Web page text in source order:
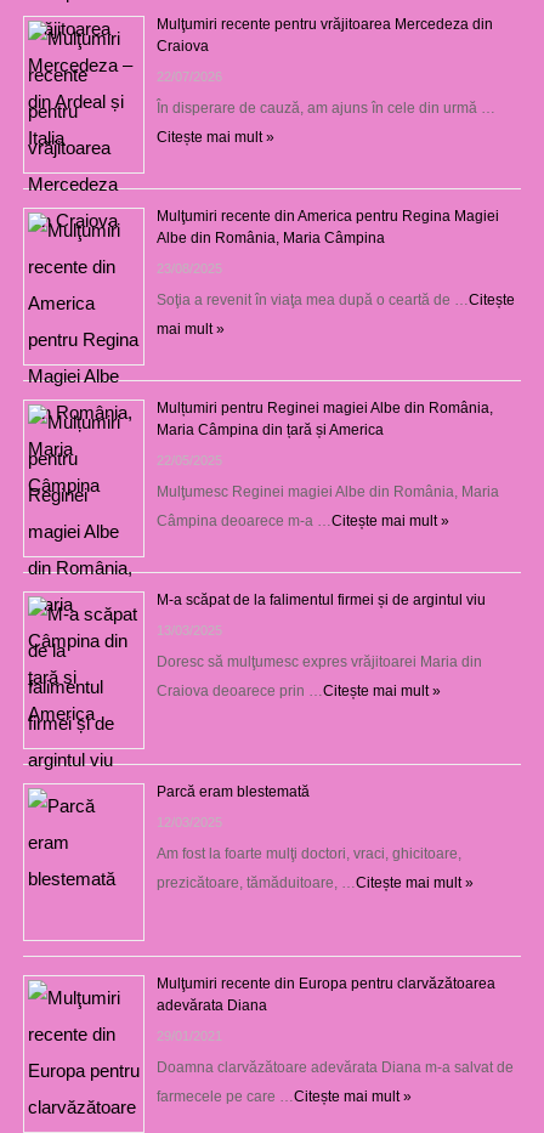
Mulţumiri recente pentru vrăjitoarea Mercedeza din
Craiova
22/07/2026
În disperare de cauză, am ajuns în cele din urmă …
Citește mai mult »
Mulţumiri recente din America pentru Regina Magiei
Albe din România, Maria Câmpina
23/08/2025
Soţia a revenit în viaţa mea după o ceartă de … Citește
mai mult »
Mulțumiri pentru Reginei magiei Albe din România,
Maria Câmpina din țară și America
22/05/2025
Mulţumesc Reginei magiei Albe din România, Maria
Câmpina deoarece m-a … Citește mai mult »
M-a scăpat de la falimentul firmei și de argintul viu
13/03/2025
Doresc să mulţumesc expres vrăjitoarei Maria din
Craiova deoarece prin … Citește mai mult »
Parcă eram blestemată
12/03/2025
Am fost la foarte mulţi doctori, vraci, ghicitoare,
prezicătoare, tămăduitoare, … Citește mai mult »
Mulţumiri recente din Europa pentru clarvăzătoarea
adevărata Diana
29/01/2021
Doamna clarvăzătoare adevărata Diana m-a salvat de
farmecele pe care … Citește mai mult »